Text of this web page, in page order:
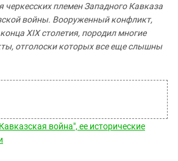
черкесских племен Западного Кавказа
войны. Вооруженный конфликт,
XIX столетия, породил многие
отголоски которых все еще слышны
война", ее исторические